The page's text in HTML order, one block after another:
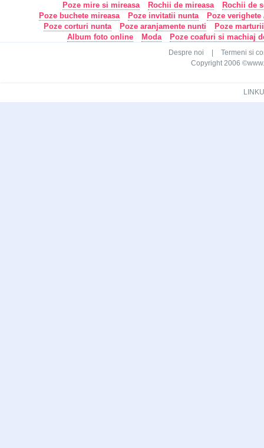
Poze mire si mireasa Rochii de mireasa
Rochii de
Poze buchete mireasa
Poze invitatii nunta
Poze
Poze corturi nunta
Poze aranjamente nunti
Poze
Album foto online
Moda Poze coafuri si machiaj
Despre noi
Termeni si
Copyright 2006